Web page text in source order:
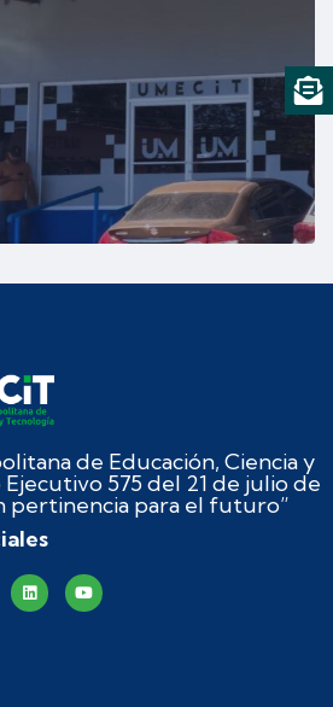
de Educación, Ciencia y
575 del 21 de julio de
pertinencia para el futuro”